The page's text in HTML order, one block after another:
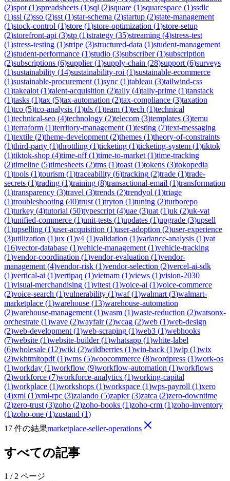
(2)spot (1)spreadsheets (1)sql (2)square (1)squarespace (1)ssdlc
(1)ssl (2)sso (2)sst (1)star-schema (2)startup (2)state-management
(1)stock-control (1)store (1)store-optimization (1)store-setup
(2)storefront-api (3)stp (1)strategy (35)streaming (4)stress-test
(1)stress-testing (1)stripe (3)structured-data (1)student-management
(2)student-performance (1)studio (3)subscriber(1)subscription
(2)subscriptions (6)supplier(1)supply-chain (28)support (6)surveys
(1)sustainability (14)sustainability-roi (1)sustainable-ecommerce
(1)sustainable-procurement (1)sync (1)tableau (3)tailwind-css
(1)takealot (1)talent-acquisition (2)tally (4)tally-prime (1)tanstack
(1)tasks (1)tax (5)tax-automation (2)tax-compliance (3)taxation
(1)tco (5)tco-analysis (1)tds (1)team (1)tech (1)technical
(1)technical-seo (4)technology (2)telecom (3)templates (3)temu
(1)terraform (1)territory-management (1)testing (7)text-messaging
(1)textile (2)theme-development (2)themes (1)theory-of-constraints
(1)third-party (1)throttling (1)ticketing (1)ticketing-system (1)tiktok
(1)tiktok-shop (4)time-off(1)time-to-market (1)time-tracking
(2)timeline (5)timesheets (2)tms (1)toast (1)tokens (3)tokopedia
(1)tools (1)tourism (1)traceability (6)tracking (2)trade (1)trade-
secrets (1)trading (1)training (8)transactional-email (1)transformation
(1)transparency (3)travel (3)trends (2)trendyol (1)triage
(1)troubleshooting (40)trust (1)tryton (1)tuning (2)turborepo
(1)turkey (4)tutorial (50)typescript (4)uae (3)uat (1)uk (2)uk-vat
(1)unified-commerce (1)unit-tests (1)updates (1)upgrade (3)upsell
(1)upselling (1)user-acquisition (1)user-adoption (2)user-experience
(3)utilization (1)ux (1)v4 (1)validation (1)variance-analysis (1)vat
(16)vector-database (1)vehicle-management (1)vehicle-tracking
(1)vendor-coordination (1)vendor-evaluation (1)vendor-
management (4)vendor-risk (1)vendor-selection (2)vercel-ai-sdk
(1)vertical-ai (1)vertipaq (1)vietnam (1)views (1)vision-2030
(1)visual-merchandising (1)vitest (1)voice-ai (1)voice-commerce
(2)voice-search (1)vulnerability (1)waf(1)walmart (3)walmart-
marketplace (1)warehouse (13)warehouse-automation
(2)warehouse-management (1)wasm (1)waste-reduction (2)watsonx-
orchestrate (1)wave (2)wayfair(2)wcag (2)web (1)web-design
(2)web-development (1)web-scraping (1)web3 (1)webhooks
(7)website (1)website-builder(1)whatsapp (1)white-label
(6)wholesale (12)wiki (2)wildberries (1)win-back (1)wip (1)wix
(2)wkhtmltopdf(1)wms (5)woocommerce (8)wordpress (1)work-os
(1)workday (1)workflow (9)workflow-automation (1)workflows
(2)workforce (7)workforce-analytics (1)working-capital
(1)workplace (1)workshops (1)workspace (1)wps-payroll (1)xero
(4)xml (1)xml-rpc (3)zalando (5)zapier(3)zatca (2)zero-downtime
(2)zero-trust (3)zoho (2)zoho-books (1)zoho-crm (1)zoho-inventory
(1)zoho-one (1)zustand (1)
17 件の結果marketplace-seller-operations
すべての記事
1 / 2 ページ